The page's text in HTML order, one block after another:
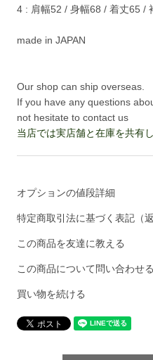
4 : 肩幅52 / 身幅68 / 着丈65 /
made in JAPAN
Our shop can ship overseas.
If you have any questions
not hesitate to contact us
当店では実店舗と在庫を共有
オプションの値段詳細
特定商取引法に基づく表記（返
この商品を友達に教える
この商品について問い合わせる
買い物を続ける